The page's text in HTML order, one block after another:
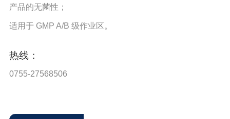
产品的无菌性；
适用于 GMP A/B 级作业区。
热线：
0755-27568506